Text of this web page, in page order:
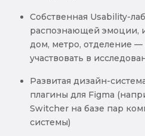
Собственная Usability-
распознающей эмоции,
дом, метро, отделение —
участвовать в
Развитая дизайн-
плагины для Figma
Switcher на базе пар
системы)